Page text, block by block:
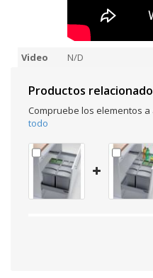
Video N/D
Productos
Compruebe los elementos
todo